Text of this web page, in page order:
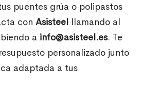
puentes grúa o polipastos
con Asisteel llamando al
a info@asisteel.es. Te
personalizado junto
adaptada a tus